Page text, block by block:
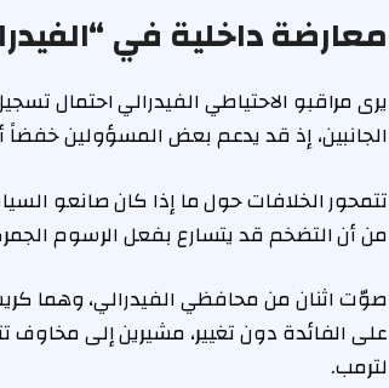
معارضة داخلية في
يرى مراقبو الاحتياطي الفيدرالي احتمال
الجانبين، إذ قد يدعم بعض المسؤولين خفضاً
تتمحور الخلافات حول ما إذا كان صانعو
من أن التضخم قد يتسارع بفعل الرسوم
صوّت اثنان من محافظي الفيدرالي، وهما
على الفائدة دون تغيير، مشيرين إلى
لترمب.